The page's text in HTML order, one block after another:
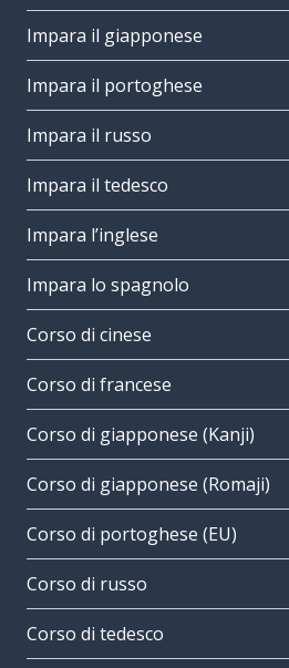
Impara il giapponese
Impara il portoghese
Impara il russo
Impara il tedesco
Impara l’inglese
Impara lo spagnolo
Corso di cinese
Corso di francese
Corso di giapponese (Kanji)
Corso di giapponese (Romaji)
Corso di portoghese (EU)
Corso di russo
Corso di tedesco